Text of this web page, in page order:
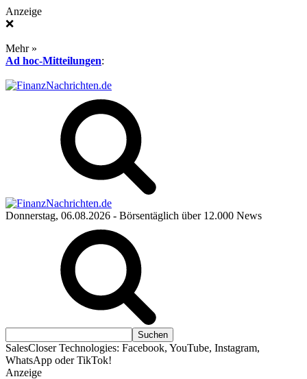
Anzeige
❌
Mehr »
Ad hoc-Mitteilungen:
Donnerstag, 06.08.2026 - Börsentäglich über 12.000 News
SalesCloser Technologies: Facebook, YouTube, Instagram,
WhatsApp oder TikTok!
Anzeige